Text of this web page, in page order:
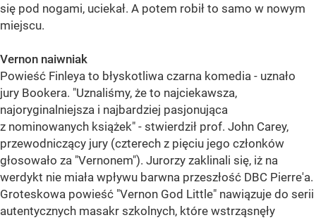
się pod nogami, uciekał. A potem robił to samo w nowym
miejscu.
Vernon naiwniak
Powieść Finleya to błyskotliwa czarna komedia - uznało
jury Bookera. "Uznaliśmy, że to najciekawsza,
najoryginalniejsza i najbardziej pasjonująca
z nominowanych książek" - stwierdził prof. John Carey,
przewodniczący jury (czterech z pięciu jego członków
głosowało za "Vernonem"). Jurorzy zaklinali się, iż na
werdykt nie miała wpływu barwna przeszłość DBC Pierre'a.
Groteskowa powieść "Vernon God Little" nawiązuje do serii
autentycznych masakr szkolnych, które wstrząsnęły